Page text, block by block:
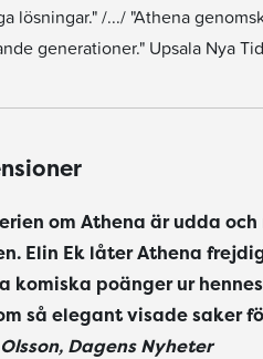
lösningar." /.../ "Athena
generationer." Upsala Nya
om Athena är udda
Elin Ek låter Athena
komiska poänger ur
så elegant visade saker
Dagens Nyheter